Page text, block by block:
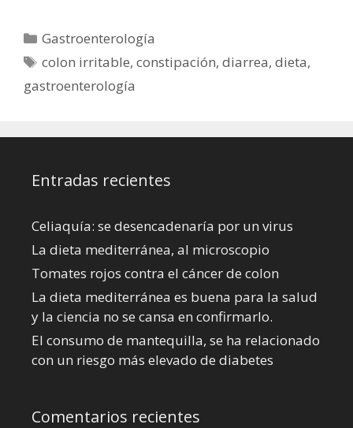
Categorías
Gastroenterología
Etiquetas
colon irritable,constipación,diarrea,dieta,
gastroenterología
Entradas recientes
Celiaquía: se desencadenaría por un virus
La dieta mediterránea, al microscopio
Tomates rojos contra el cáncer de colon
La dieta mediterránea es buena para la salud
y la ciencia no se cansa en confirmarlo.
El consumo de mantequilla, se ha relacionado
con un riesgo más elevado de diabetes
Comentarios recientes